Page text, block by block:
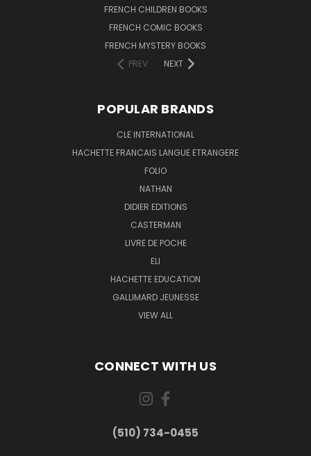
FRENCH CHILDREN BOOKS
FRENCH COMIC BOOKS
FRENCH MYSTERY BOOKS
PREV
NEXT
POPULAR BRANDS
CLE INTERNATIONAL
HACHETTE FRANCAIS LANGUE ETRANGERE
FOLIO
NATHAN
DIDIER EDITIONS
CASTERMAN
LIVRE DE POCHE
ELI
HACHETTE EDUCATION
GALLIMARD JEUNESSE
VIEW ALL
CONNECT WITH US
(510) 734-0455